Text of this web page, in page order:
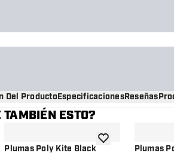
Del ProductoEspecificacionesReseñas
ESTO?
la lista de deseos
Plumas Poly Kite Blackañadir a la lista de
Plumas